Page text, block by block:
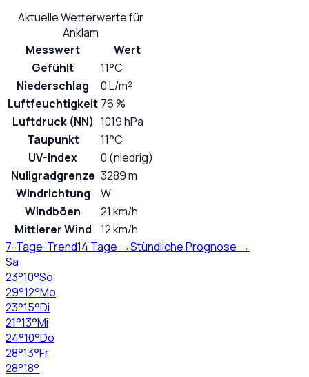
Aktuelle Wetterwerte für
Anklam
Messwert
Wert
Gefühlt
11°C
Niederschlag
0 L/m²
Luftfeuchtigkeit 76 %
Luftdruck (NN) 1019 hPa
Taupunkt
11°C
UV-Index
0 (niedrig)
Nullgradgrenze 3289 m
Windrichtung
W
Windböen
21 km/h
Mittlerer Wind
12 km/h
7-Tage-Trend14 Tage →Stündliche Prognose →
Sa
23°10°So
29°12°Mo
23°15°Di
21°13°Mi
24°10°Do
28°13°Fr
28°18°